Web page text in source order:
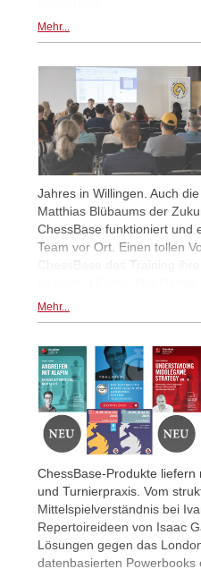
Mehr...
Jahres in Willingen. Auch
Matthias Blübaums der
ChessBase funktioniert und
Team vor Ort. Einen tollen
ChessBase das Training
Mehr...
ChessBase-Produkte
und Turnierpraxis. Vom
Mittelspielverständnis bei
Repertoireideen von Isaac
Lösungen gegen das
datenbasierten Powerbooks